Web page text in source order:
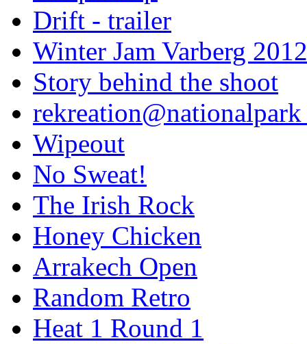
Drift - trailer
Winter Jam Varberg 2012
Story behind the shoot
rekreation@nationalpark
Wipeout
No Sweat!
The Irish Rock
Honey Chicken
Arrakech Open
Random Retro
Heat 1 Round 1